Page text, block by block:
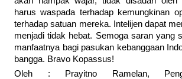
harus waspada terhadap kemungkinan
terhadap satuan mereka. Intelijen dapat
menjadi tidak hebat. Semoga saran yang
manfaatnya bagi pasukan kebanggaan
bangga. Bravo Kopassus!
Oleh : Prayitno Ramelan,